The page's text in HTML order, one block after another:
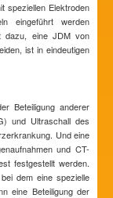
speziellen Elektroden
eingeführt werden
dazu, eine JDM von
ist in eindeutigen
Beteiligung anderer
und Ultraschall des
Und eine
und CT-
festgestellt werden.
dem eine spezielle
eine Beteiligung der